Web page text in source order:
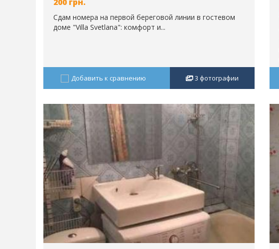
Сдам номера на первой береговой линии в гостевом
доме "Villa Svetlana": комфорт и...
Добавить к сравнению 3 фотографии